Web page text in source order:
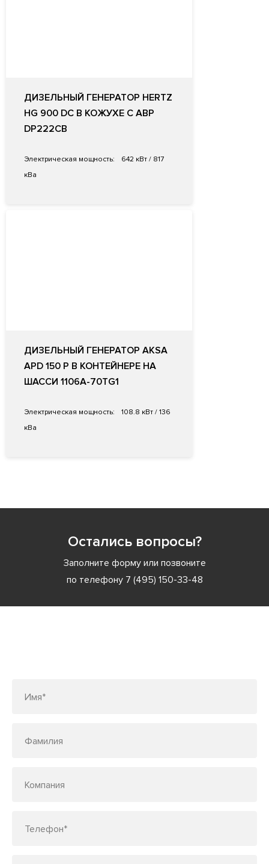
ДИЗЕЛЬНЫЙ ГЕНЕРАТОР HERTZ
HG 900 DC В КОЖУХЕ С АВР
DP222CB
Электрическая мощность:
642 кВт / 817
кВа
ДИЗЕЛЬНЫЙ ГЕНЕРАТОР AKSA
APD 150 P В КОНТЕЙНЕРЕ НА
ШАССИ 1106A-70TG1
Электрическая мощность:
108.8 кВт / 136
кВа
Остались вопросы?
Заполните форму или позвоните
по телефону 7 (495) 150-33-48
Имя*
Фамилия
Компания
Телефон*